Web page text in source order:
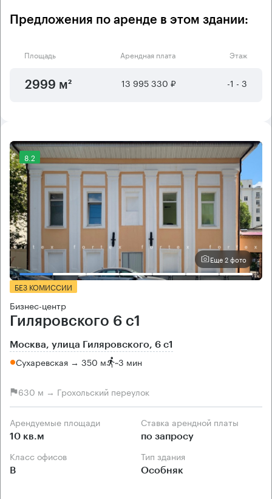
Предложения по аренде в этом здании:
Площадь Арендная плата Этаж
2999 м² 13 995 330 ₽ -1 - 3
8.2
Еще 2 фото
БЕЗ КОМИССИИ
Бизнес-центр
Гиляровского 6 с1
Москва, улица Гиляровского, 6 с1
Сухаревская → 350 м ~3 мин
630 м → Грохольский переулок
Арендуемые площади
10 кв.м
Ставка арендной платы
по запросу
Класс офисов
B
Тип здания
Особняк